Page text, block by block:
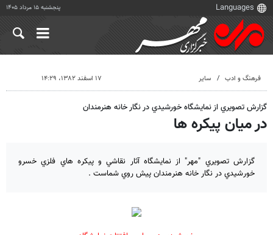
پنجشنبه ۱۵ مرداد ۱۴۰۵
فرهنگ و ادب سایر ۱۷ اسفند ۱۳۸۲، ۱۴:۲۹
گزارش تصويري از نمايشگاه خورشيدي در نگار خانه هنرمندان
در ميان پيكره ها
گزارش تصويري "مهر" از نمايشگاه آثار نقاشي و پيكره هاي فلزي خسرو
خورشيدي در نگار خانه هنرمندان پيش روي شماست .